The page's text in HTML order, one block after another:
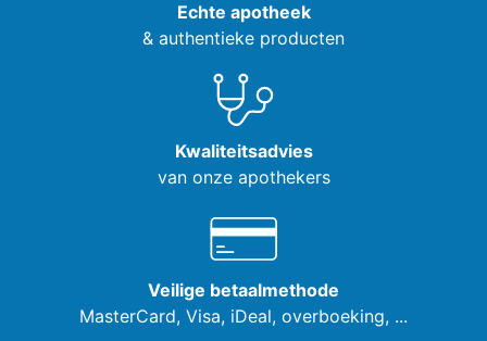
Echte apotheek
& authentieke producten
Kwaliteitsadvies
van onze apothekers
Veilige betaalmethode
MasterCard, Visa, iDeal, overboeking, ...